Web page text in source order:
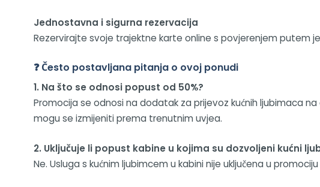
Jednostavna i sigurna rezervacija
Rezervirajte svoje trajektne karte online s povjerenjem putem
❓ Često postavljana pitanja o ovoj ponudi
1. Na što se odnosi popust od 50%?
Promocija se odnosi na dodatak za prijevoz kućnih ljubimaca
mogu se izmijeniti prema trenutnim uvjea.
2. Uključuje li popust kabine u kojima su dozvoljeni kućni
Ne. Usluga s kućnim ljubimcem u kabini nije uključena u